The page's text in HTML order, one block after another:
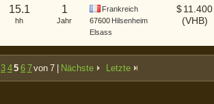
15.1
hh
1
Jahr
Frankreich
67600 Hilsenheim
Elsass
$ 11.400
(VHB)
3 45 6 7von 7 | Nächste Letzte